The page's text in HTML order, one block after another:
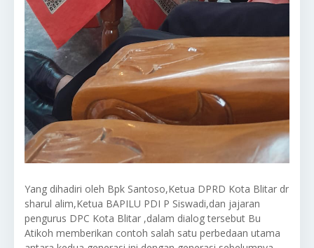
Yang dihadiri oleh Bpk Santoso,Ketua DPRD Kota Blitar dr
sharul alim,Ketua BAPILU PDI P Siswadi,dan jajaran
pengurus DPC Kota Blitar ,dalam dialog tersebut Bu
Atikoh memberikan contoh salah satu perbedaan utama